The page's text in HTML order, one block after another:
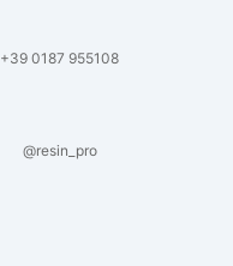
+39 0187 955108
@resin_pro